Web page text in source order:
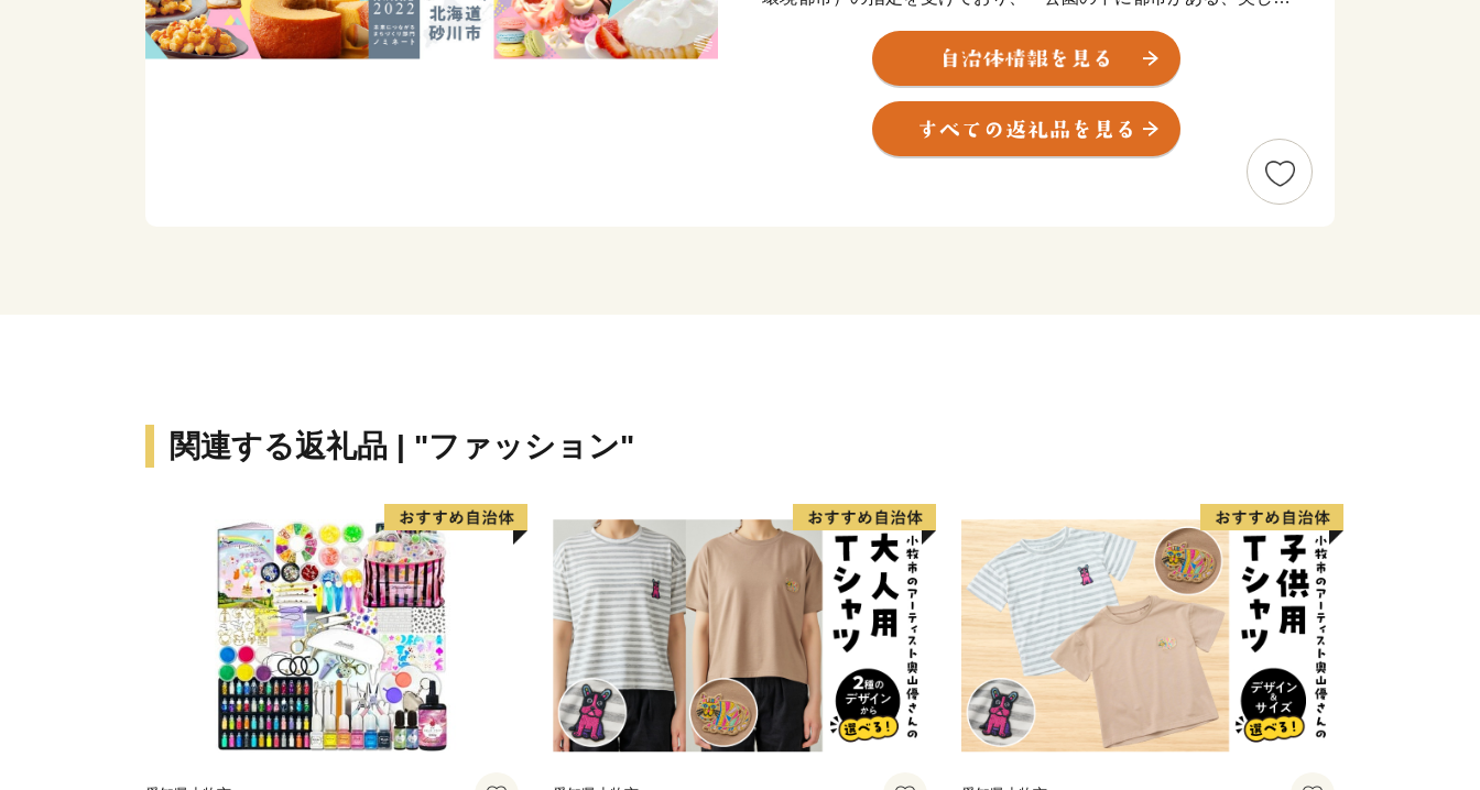
まちづくり」を推進しています。
また、さまざまな菓子店が多いことから、国道12号沿いを中心と
したまちなみを「すながわスイートロード」と呼び、「すながわス
イーツ」を地域ブランドとしてまちおこしをしています。さらに、
砂川市立病院は、中空知２次医療圏の地域センター病院、３次救急
医療機関である救命センターなど、さまざまな指定を受けており、
関連する返礼品 | "ファッション"